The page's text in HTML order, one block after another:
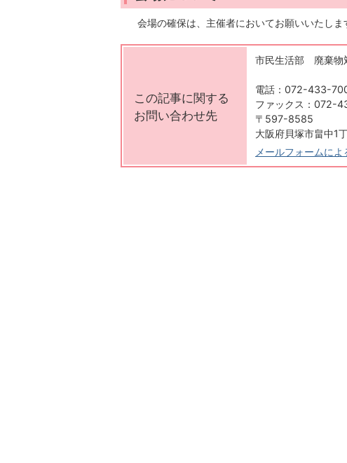
会場の確保は、主催者においてお願いいたし
この記事に関する
お問い合わせ先
市民生活部 廃棄物
電話：072-433-
ファックス：072-
〒597-8585
大阪府貝塚市畠中1
メールフォームに